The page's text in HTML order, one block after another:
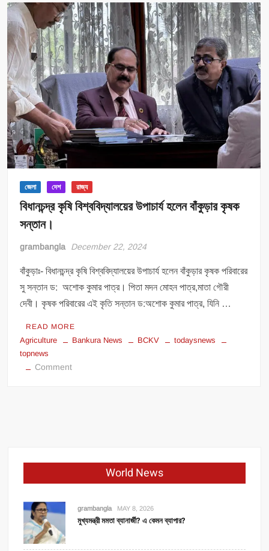
জেলা দেশ রাজ্য
বিধানচন্দ্র কৃষি বিশ্ববিদ্যালয়ের উপাচার্য হলেন বাঁকুড়ার কৃষক
সন্তান।
grambangla December 22, 2024
বাঁকুড়াঃ- বিধানচন্দ্র কৃষি বিশ্ববিদ্যালয়ের উপাচার্য হলেন বাঁকুড়ার কৃষক পরিবারের
সু সন্তান ড: অশোক কুমার পাত্র। পিতা মদন মোহন পাত্র,মাতা গৌরী
দেবী। কৃষক পরিবারের এই কৃতি সন্তান ড:অশোক কুমার পাত্র, যিনি …
READ MORE
Agriculture Bankura News BCKV
todaysnews
topnews
Commenton
কৃষক
World News
grambangla MAY 8, 2026
মুখ্যমন্ত্রী মমতা ব্যানার্জী? এ কেমন ব্যাপার?